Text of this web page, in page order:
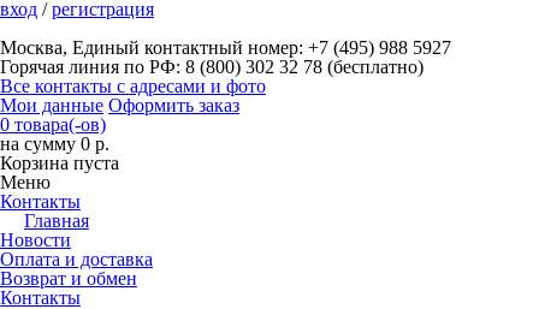
вход /регистрация
Москва, Единый контактный номер: +7 (495) 988 5927
Горячая линия по РФ: 8 (800) 302 32 78 (бесплатно)
Все контакты с адресами и фото
Мои данные Оформить заказ
0 товара(-ов)
на сумму 0 р.
Корзина пуста
Меню
Контакты
Главная
Новости
Оплата и доставка
Возврат и обмен
Контакты